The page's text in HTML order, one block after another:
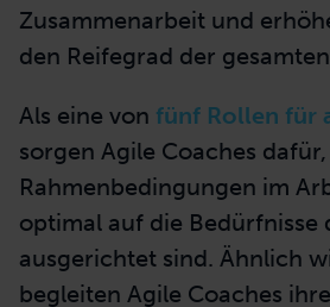
Zusammenarbeit und
den Reifegrad der
Als eine von fünf Rollen für
sorgen Agile Coaches dafür,
Rahmenbedingungen im
optimal auf die Bedürfnisse
ausgerichtet sind. Ähnlich
begleiten Agile Coaches